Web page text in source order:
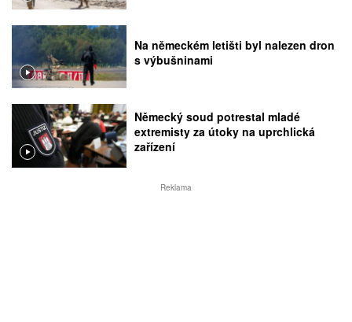
Na německém letišti byl nalezen dron
s výbušninami
Německý soud potrestal mladé
extremisty za útoky na uprchlická
zařízení
Reklama